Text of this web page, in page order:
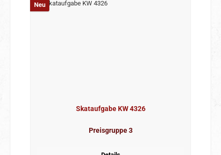
Neu
Skataufgabe KW 4326
Preisgruppe 3